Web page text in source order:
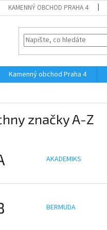
KAMENNÝ OBCHOD PRAHA 4
Kamenný obchod Praha 4
značky A-Z
AKADEMIKS
BERMUDA